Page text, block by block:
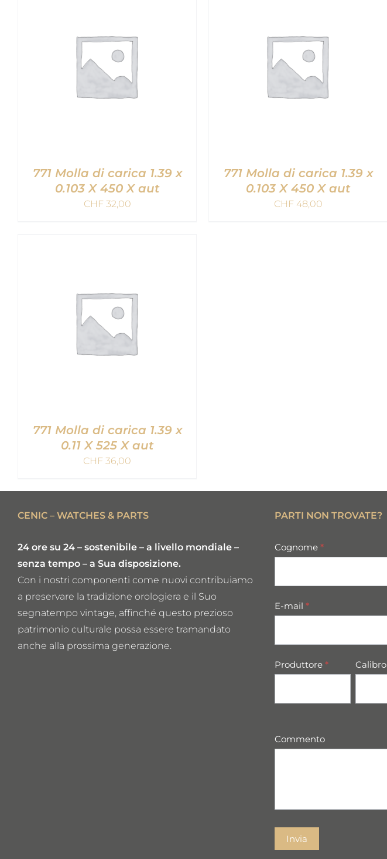
771 Molla di carica 1.39 x
0.103 X 450 X aut
CHF32,00
771 Molla di carica 1.39 x
0.103 X 450 X aut
CHF48,00
AGGIUNGI AL CARRELLO
/
771 Molla di carica 1.39 x
0.11 X 525 X aut
CHF 36,00
CENIC – WATCHES & PARTS
24 ore su 24 – sostenibile – a livello mondiale –
senza tempo – a Sua disposizione.
Con i nostri componenti come nuovi contribuiamo
a preservare la tradizione orologiera e il Suo
segnatempo vintage, affinché questo prezioso
patrimonio culturale possa essere tramandato
anche alla prossima generazione.
PARTI NON TROVATE?
missing
Cognome *
E-mail *
Produttore * Calibro
Commento
Invia